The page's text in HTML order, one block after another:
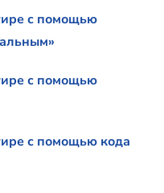
с помощью
с помощью
с помощью кода